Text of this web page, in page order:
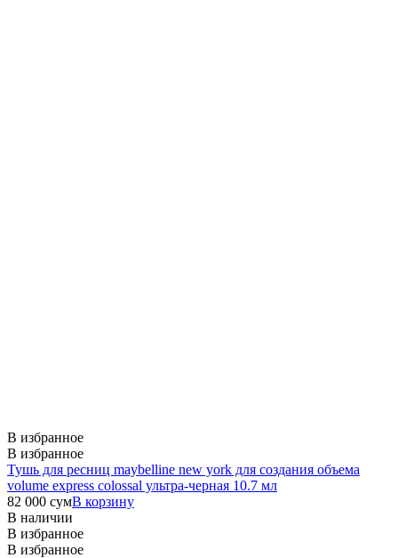
В избранное
В избранное
Тушь для ресниц maybelline new york для создания объема
volume express colossal ультра-черная 10.7 мл
82 000 сумВ корзину
В наличии
В избранное
В избранное